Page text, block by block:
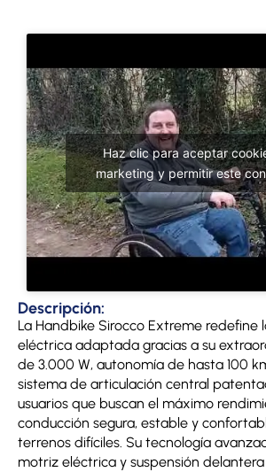
Haz clic para aceptar
marketing y permitir este
Descripción:
La Handbike Sirocco Extreme redefine
eléctrica adaptada gracias a su
de 3.000 W, autonomía de hasta 100
sistema de articulación central
usuarios que buscan el máximo
conducción segura, estable y
terrenos difíciles. Su tecnología
motriz eléctrica y suspensión